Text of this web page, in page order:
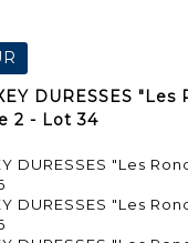
DURESSES "Les
2 - Lot 34
DURESSES "Les
DURESSES "Les